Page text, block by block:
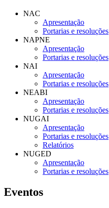
NAC
Apresentação
Portarias e resoluções
NAPNE
Apresentação
Portarias e resoluções
NAI
Apresentação
Portarias e resoluções
NEABI
Apresentação
Portarias e resoluções
NUGAI
Apresentação
Portarias e resoluções
Relatórios
NUGED
Apresentação
Portarias e resoluções
Eventos